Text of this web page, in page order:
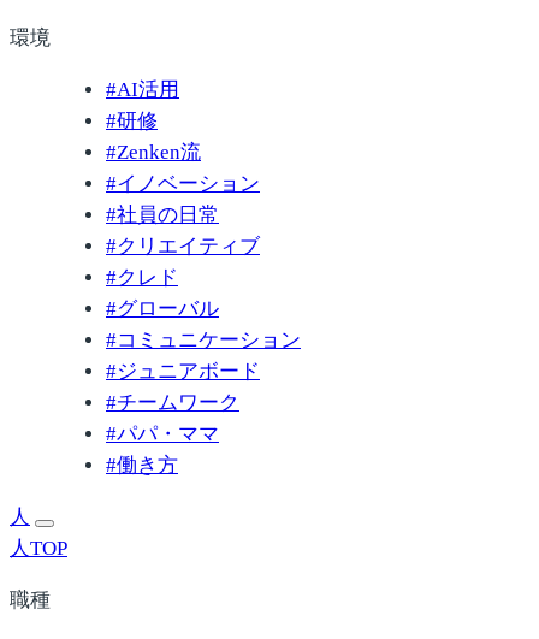
環境
#AI活用
#研修
#Zenken流
#イノベーション
#社員の日常
#クリエイティブ
#クレド
#グローバル
#コミュニケーション
#ジュニアボード
#チームワーク
#パパ・ママ
#働き方
人
人TOP
職種